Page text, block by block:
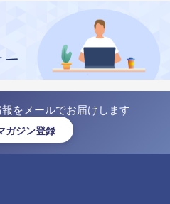
をメールでお届けします
ガジン登録